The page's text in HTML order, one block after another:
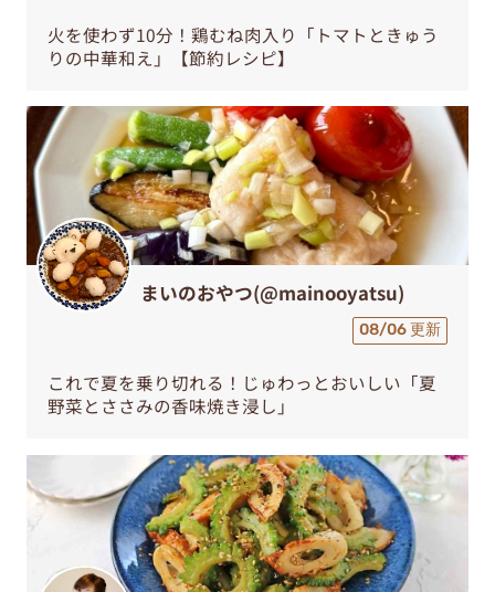
火を使わず10分！鶏むね肉入り「トマトときゅう
りの中華和え」【節約レシピ】
まいのおやつ(@mainooyatsu)
08/06 更新
これで夏を乗り切れる！じゅわっとおいしい「夏
野菜とささみの香味焼き浸し」